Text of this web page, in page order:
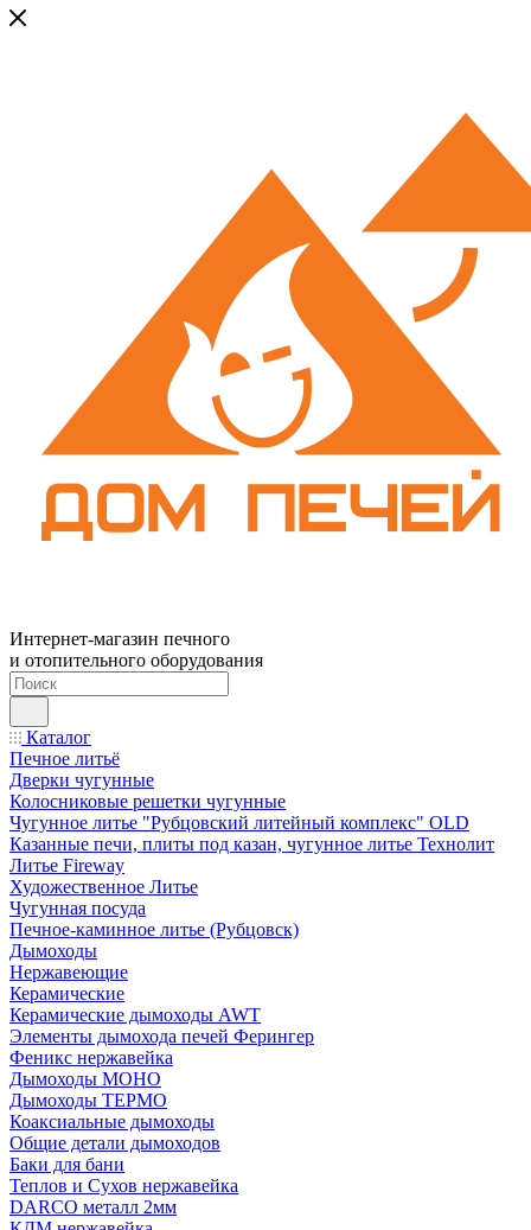
Интернет-магазин печного
и отопительного оборудования
Каталог
Печное литьё
Дверки чугунные
Колосниковые решетки чугунные
Чугунное литье "Рубцовский литейный комплекс" OLD
Казанные печи, плиты под казан, чугунное литье Технолит
Литье Fireway
Художественное Литье
Чугунная посуда
Печное-каминное литье (Рубцовск)
Дымоходы
Нержавеющие
Керамические
Керамические дымоходы AWT
Элементы дымохода печей Ферингер
Феникс нержавейка
Дымоходы МОНО
Дымоходы ТЕРМО
Коаксиальные дымоходы
Общие детали дымоходов
Баки для бани
Теплов и Сухов нержавейка
DARCO металл 2мм